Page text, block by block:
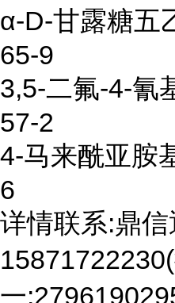
α-D-甘露糖五
65-9
3,5-二氟-4-氰
57-2
4-马来酰亚胺
6
详情联系:鼎
一